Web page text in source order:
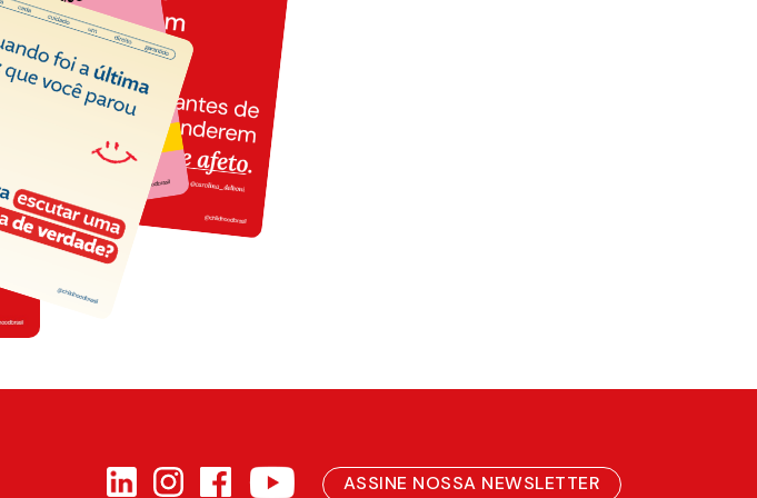
ASSINE NOSSA NEWSLETTER